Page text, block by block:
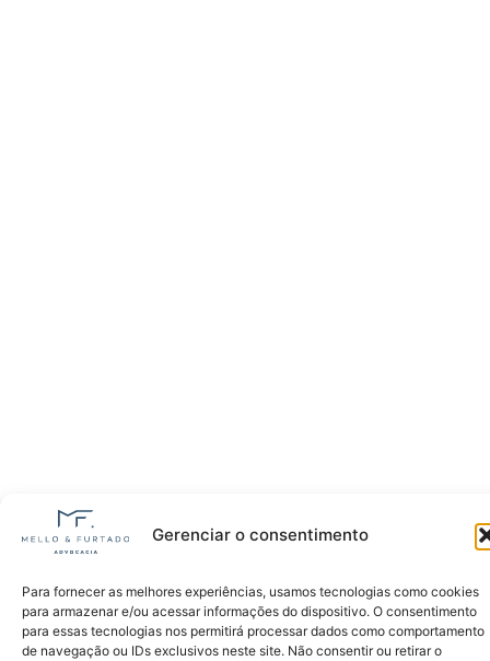
Gerenciar o consentimento
Para fornecer as melhores experiências, usamos tecnologias como cookies
para armazenar e/ou acessar informações do dispositivo. O consentimento
para essas tecnologias nos permitirá processar dados como comportamento
de navegação ou IDs exclusivos neste site. Não consentir ou retirar o